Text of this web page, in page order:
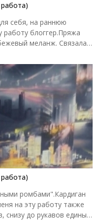
себя, на раннюю
работу блоггер.Пряжа
меланж. Связала
ромбами".Кардиган
на эту работу также
снизу до рукавов единым